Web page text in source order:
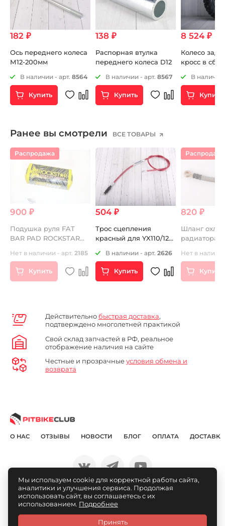
182 ₽
Ось переднего колеса
М12-200мм
В наличии - арт. 8564
Купить
138 ₽
Распорная втулка
переднего колеса D12
В наличии - арт. 8567
Купить
8 524 ₽
Колесо
кросс в
В наличии
Купить
Ранее вы смотрели ВСЕ ТОВАРЫ
Распродажа
900 ₽
Подушка руля FAT
BAR PAD ROCKSTAR
Нет в наличии - арт. 2185
Купить
504 ₽
Трос сцепления
красный для YX110/125
В наличии - арт. 2626
Купить
Распродажа
820 ₽
Шланг
радиатора
125/140cc
Нет в
Купить
Действительно быстрая доставка,
подтверждено многолетней практикой
Свой склад запчастей в РФ, реальное
отображение наличия на сайте
Честные и прозрачныеусловия обмена и
возврата
О НАС ОТЗЫВЫ НОВОСТИ БЛОГ ОПЛАТА ДОСТАВКА
© Pitbikeclub.ru 2012-2026
Мы используем cookie для корректной работы сайта,
аналитики и улучшения сервиса. Продолжая
использовать сайт, вы соглашаетесь с их
использованием. Подробнее
Принять